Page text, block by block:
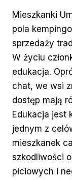
Mieszkanki
pola
sprzedaży
W życiu
edukacja.
chat, we wsi
dostęp mają
Edukacja jest
jednym z
mieszkanek
szkodliwości
płciowych i